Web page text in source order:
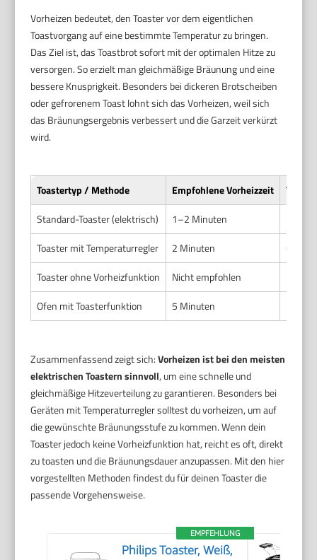
Vorheizen bedeutet, den Toaster vor dem eigentlichen
Toastvorgang auf eine bestimmte Temperatur zu bringen.
Das Ziel ist, das Toastbrot sofort mit der optimalen Hitze zu
versorgen. So erzielt man gleichmäßige Bräunung und eine
bessere Knusprigkeit. Besonders bei dickeren Brotscheiben
oder gefrorenem Toast lohnt sich das Vorheizen, weil sich
das Bräunungsergebnis verbessert und die Garzeit verkürzt
wird.
Toastertyp / Methode Empfohlene Vorheizzeit
Standard-Toaster (elektrisch)
1–2 Minuten
Toaster mit Temperaturregler
2 Minuten
Toaster ohne Vorheizfunktion
Nicht empfohlen
Ofen mit Toasterfunktion
5 Minuten
Zusammenfassend zeigt sich:Vorheizen ist bei den meisten
elektrischen Toastern sinnvoll, um eine schnelle und
gleichmäßige Hitzeverteilung zu garantieren. Besonders bei
Geräten mit Temperaturregler solltest du vorheizen, um auf
die gewünschte Bräunungsstufe zu kommen. Wenn dein
Toaster jedoch keine Vorheizfunktion hat, reicht es oft, direkt
zu toasten und die Bräunungsdauer anzupassen. Mit den hier
vorgestellten Methoden findest du für deinen Toaster die
passende Vorgehensweise.
EMPFEHLUNG
Philips Toaster, Weiß,